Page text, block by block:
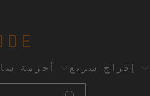
أحزمة إفراج سريع